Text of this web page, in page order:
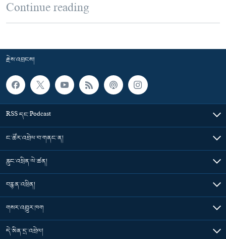
Continue reading
རྗེས་འབྲངས།
RSS དང་Podcast
ང་ཚོར་འབྲེལ་བ་གནང་ན།
རླུང་འཕྲིན་ལེ་ཚན།
བརྙན་འཕྲིན།
གསར་འགྱུར་ཁག
དེ་མིན་དྲ་འབྲེལ།